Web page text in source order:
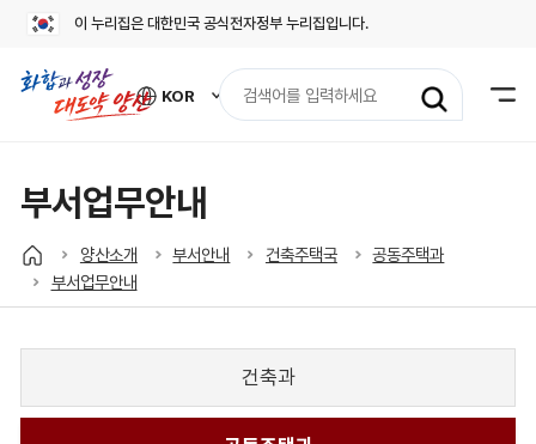
이 누리집은 대한민국 공식전자정부 누리집입니다.
검
색
KOR
이
트
로
가
열
부서업무안내
양산소개 부서안내 건축주택국
공동주택과
부서업무안내
건축과